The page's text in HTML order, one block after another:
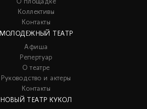
О площадке
Коллективы
Контакты
МОЛОДЕЖНЫЙ ТЕАТР
Афиша
Репертуар
О театре
Руководство и актеры
Контакты
НОВЫЙ ТЕАТР КУКОЛ